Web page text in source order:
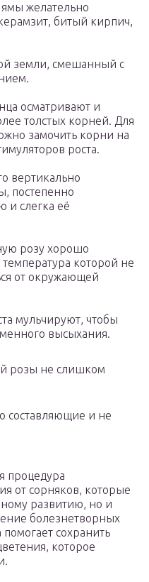
желательно
битый кирпич,
земли, смешанный с
осматривают и
толстых корней. Для
замочить корни на
роста.
вертикально
постепенно
и слегка её
розу хорошо
которой не
от окружающей
мульчируют, чтобы
высыхания.
розы не слишком
составляющие и не
процедура
от сорняков, которые
развитию, но и
болезнетворных
сохранить
которое